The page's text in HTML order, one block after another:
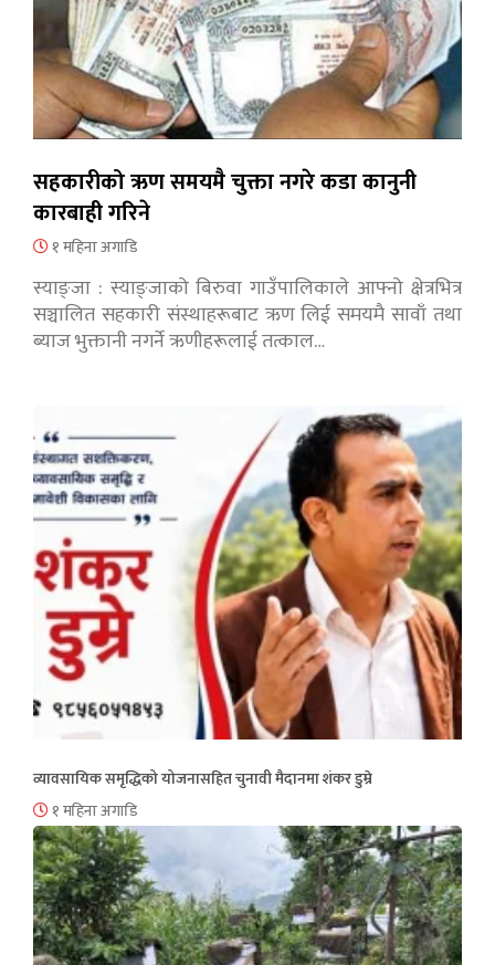
सहकारीको ऋण समयमै चुक्ता नगरे कडा कानुनी
कारबाही गरिने
१ महिना अगाडि
स्याङ्जा : स्याङ्जाको बिरुवा गाउँपालिकाले आफ्नो क्षेत्रभित्र
सञ्चालित सहकारी संस्थाहरूबाट ऋण लिई समयमै सावाँ तथा
ब्याज भुक्तानी नगर्ने ऋणीहरूलाई तत्काल…
व्यावसायिक समृद्धिको योजनासहित चुनावी मैदानमा शंकर डुम्रे
१ महिना अगाडि